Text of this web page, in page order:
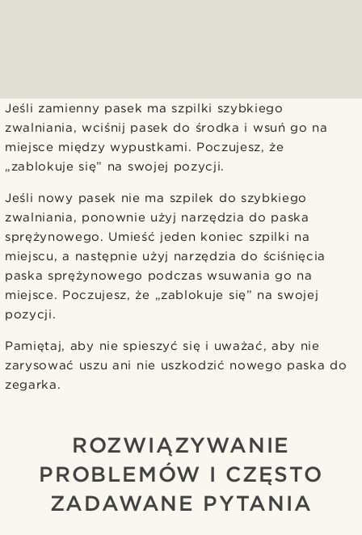
Jeśli zamienny pasek ma szpilki szybkiego
zwalniania, wciśnij pasek do środka i wsuń go na
miejsce między wypustkami. Poczujesz, że
„zablokuje się” na swojej pozycji.
Jeśli nowy pasek nie ma szpilek do szybkiego
zwalniania, ponownie użyj narzędzia do paska
sprężynowego. Umieść jeden koniec szpilki na
miejscu, a następnie użyj narzędzia do ściśnięcia
paska sprężynowego podczas wsuwania go na
miejsce. Poczujesz, że „zablokuje się” na swojej
pozycji.
Pamiętaj, aby nie spieszyć się i uważać, aby nie
zarysować uszu ani nie uszkodzić nowego paska do
zegarka.
ROZWIĄZYWANIE
PROBLEMÓW I CZĘSTO
ZADAWANE PYTANIA